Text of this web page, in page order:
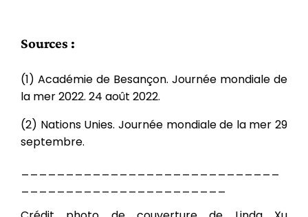
Sources :
(1) Académie de Besançon. Journée mondiale de
la mer 2022. 24 août 2022.
(2) Nations Unies. Journée mondiale de la mer 29
septembre.